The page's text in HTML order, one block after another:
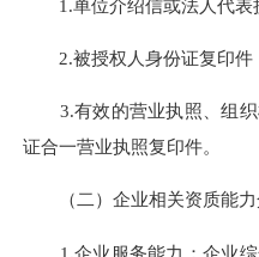
1.单位介绍信或法人代表
2.被授权人身份证复印件
3.有效的营业执照、组织
证合一营业执照复印件。
（二）企业相关资质能力
1.企业服务能力：企业综